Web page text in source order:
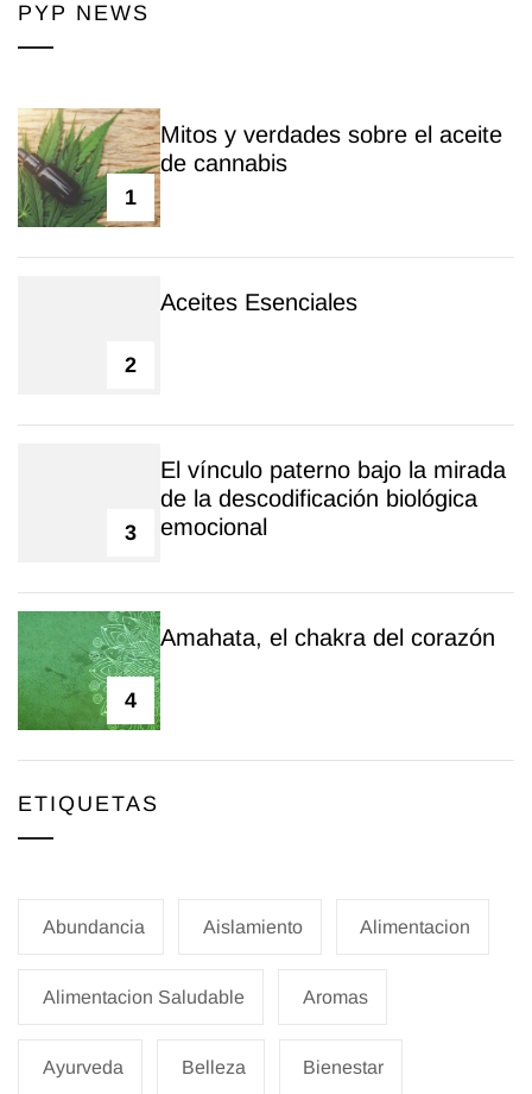
PYP NEWS
1
Mitos y verdades sobre el aceite
de cannabis
2
Aceites Esenciales
3
El vínculo paterno bajo la mirada
de la descodificación biológica
emocional
4
Amahata, el chakra del corazón
ETIQUETAS
Abundancia Aislamiento Alimentacion
Alimentacion Saludable Aromas
Ayurveda Belleza Bienestar